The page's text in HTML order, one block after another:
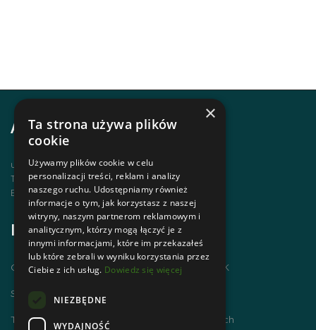
Adres i kontakt
ul. Krupówki 12, 34-500 Zakopane
Telefon | +48 1820 630 12
Email | biuro@zakopanepttk.pl
Informacje
Chodzimy po górach i zdobywamy GOT PTTK
Szlaki Tatr Polskich
Tatrzańskie Centrum Szlaków Transgranicznych
×
Ta strona używa plików
cookie
Używamy plików cookie w celu
personalizacji treści, reklam i analizy
naszego ruchu. Udostępniamy również
informacje o tym, jak korzystasz z naszej
witryny, naszym partnerom reklamowym i
analitycznym, którzy mogą łączyć je z
innymi informacjami, które im przekazałeś
lub które zebrali w wyniku korzystania przez
Ciebie z ich usług. Dowiedz się więcej
NIEZBĘDNE
WYDAJNOŚĆ